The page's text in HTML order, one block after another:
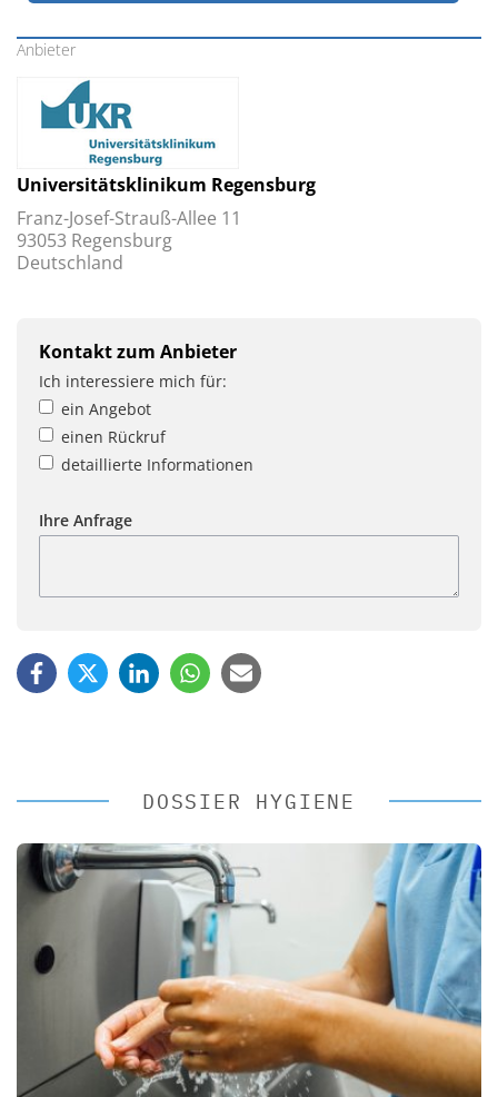
Anbieter
Universitätsklinikum Regensburg
Franz-Josef-Strauß-Allee 11
93053 Regensburg
Deutschland
Kontakt zum Anbieter
Ich interessiere mich für:
ein Angebot
einen Rückruf
detaillierte Informationen
Ihre Anfrage
DOSSIER HYGIENE